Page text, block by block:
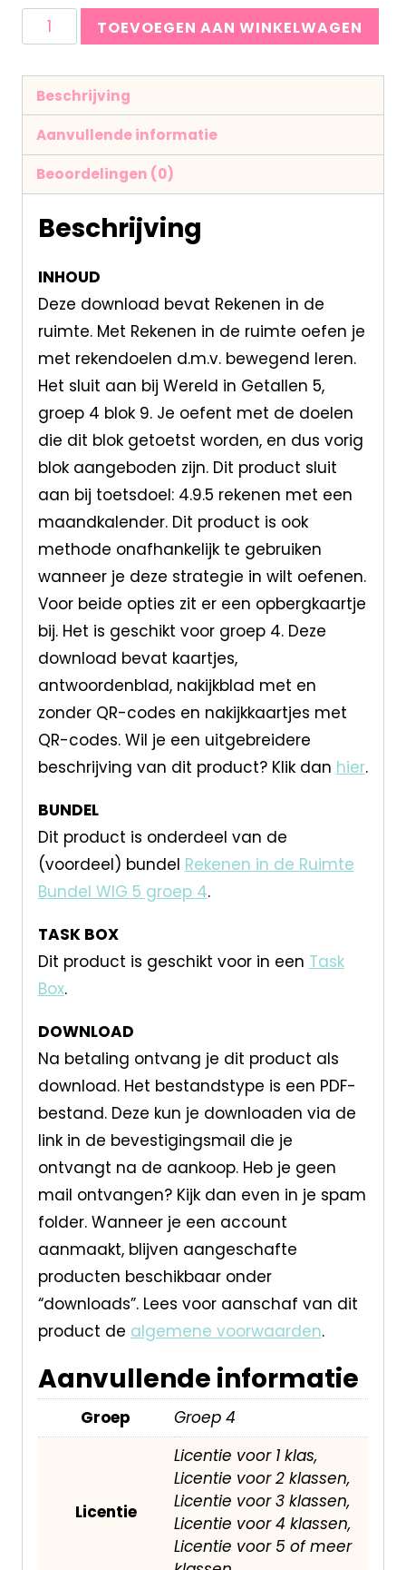
TOEVOEGEN AAN WINKELWAGEN
Beschrijving
Aanvullende informatie
Beoordelingen (0)
Beschrijving
INHOUD
Deze download bevat Rekenen in de
ruimte. Met Rekenen in de ruimte oefen je
met rekendoelen d.m.v. bewegend leren.
Het sluit aan bij Wereld in Getallen 5,
groep 4 blok 9. Je oefent met de doelen
die dit blok getoetst worden, en dus vorig
blok aangeboden zijn. Dit product sluit
aan bij toetsdoel: 4.9.5 rekenen met een
maandkalender. Dit product is ook
methode onafhankelijk te gebruiken
wanneer je deze strategie in wilt oefenen.
Voor beide opties zit er een opbergkaartje
bij. Het is geschikt voor groep 4. Deze
download bevat kaartjes,
antwoordenblad, nakijkblad met en
zonder QR-codes en nakijkkaartjes met
QR-codes. Wil je een uitgebreidere
beschrijving van dit product? Klik dan hier.
BUNDEL
Dit product is onderdeel van de
(voordeel) bundel Rekenen in de Ruimte
Bundel WIG 5 groep 4.
TASK BOX
Dit product is geschikt voor in een Task
Box.
DOWNLOAD
Na betaling ontvang je dit product als
download. Het bestandstype is een PDF-
bestand. Deze kun je downloaden via de
link in de bevestigingsmail die je
ontvangt na de aankoop. Heb je geen
mail ontvangen? Kijk dan even in je spam
folder. Wanneer je een account
aanmaakt, blijven aangeschafte
producten beschikbaar onder
“downloads”. Lees voor aanschaf van dit
product de algemene voorwaarden.
Aanvullende informatie
Groep Groep 4
Licentie
Licentie voor 1 klas,
Licentie voor 2 klassen,
Licentie voor 3 klassen,
Licentie voor 4 klassen,
Licentie voor 5 of meer